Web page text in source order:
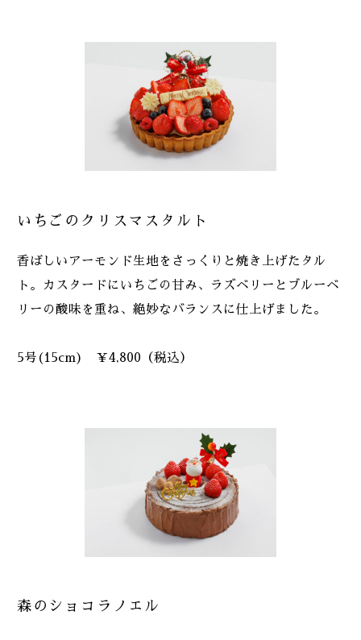
いちごのクリスマスタルト
香ばしいアーモンド生地をさっくりと焼き上げたタル
ト。カスタードにいちごの甘み、ラズベリーとブルーベ
リーの酸味を重ね、絶妙なバランスに仕上げました。
5号(15cm) ￥4,800（税込）
森のショコラノエル